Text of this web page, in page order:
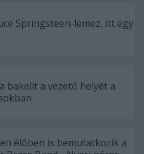
Springsteen-lemez, itt egy
bakelit a vezető helyét a
élőben is bemutatkozik a